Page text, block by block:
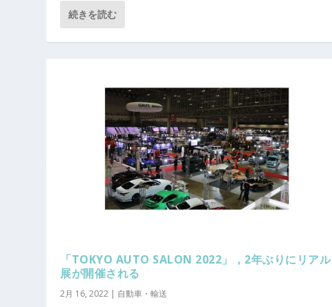
続きを読む
「TOKYO AUTO SALON 2022」，2年ぶりにリアル
展が開催される
2月 16, 2022 | 自動車・輸送